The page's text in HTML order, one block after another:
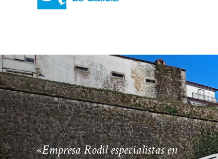
«Empresa Rodil especialistas en